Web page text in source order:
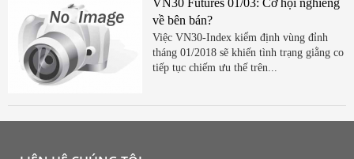
VN30 Futures 01/03: Cơ hội nghiêng
về bên bán?
Việc VN30-Index kiểm định vùng đỉnh
tháng 01/2018 sẽ khiến tình trạng giằng co
tiếp tục chiếm ưu thế trên...